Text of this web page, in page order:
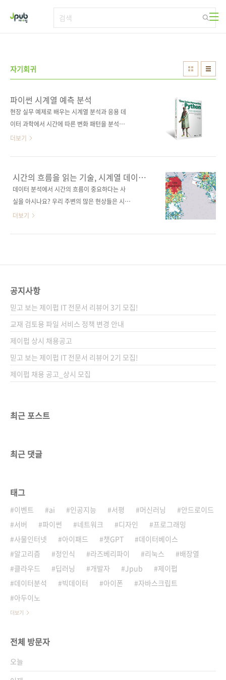
자기회귀
파이썬 시계열 예측 분석
현장 실무 예제로 배우는 시계열 분석과 응용 데
이터 과학에서 시간에 따른 변화 패턴을 분석하
여 다양한 예측 모델을 구축하면, 미래 예측은 물
방법을 소개한다. 시계열 데이터를 정의하고, 베
이스라인 모델을 개발하고, 통계적 모델과 텐서
플로 및 최신 딥러닝 도구를 사용하여 대규모 모
러리까지 다룬다. 구글 주가 동향, 항당뇨제 처방
량 예측, 가정의 전력 소비량 예측 등 다양한 실
더보기
시간의 흐름을 읽는 기술, 시계열 데이터
분석
데이터 분석에서 시간의 흐름이 중요하다는 사
실을 아시나요? 우리 주변의 많은 현상들은 시간
에 따라 변화하며, 이러한 변화 패턴을 이해하는
야에서 매우 중요한 기술로 자리 잡았습니다. 시
드 파악: 장기적인 변화 방향을 이해할 수 있습니
다.계절성 발견: 주기적으로 반복되는 패턴을 찾
아낼 수 있습니다.이상치 탐지: 비정상적인 변동
을 감지하여 신속하게 대응할 수 있습니다.미래
예측: 과거의 패턴을 바탕으로 앞으로의 변화를
예측할 수 있습..
더보기
공지사항
믿고 보는 제이펍 IT 전문서 리뷰어 3기 모집!
교재 검토용 파일 서비스 정책 변경 안내
제이펍 상시 채용공고
믿고 보는 제이펍 IT 전문서 리뷰어 2기 모집!
제이펍 채용 공고_상시 모집
최근 포스트
최근 댓글
태그
이벤트 ai 인공지능 서평 머신러닝
안드로이드
서버
파이썬 네트워크 디자인
프로그래밍
사물인터넷
아이패드 챗GPT
데이터베이스
알고리즘
정인식 라즈베리파이 리눅스
배장열
클라우드
딥러닝 개발자 Jpub
제이펍
데이터분석
빅데이터 아이폰
자바스크립트
아두이노
더보기
전체 방문자
오늘